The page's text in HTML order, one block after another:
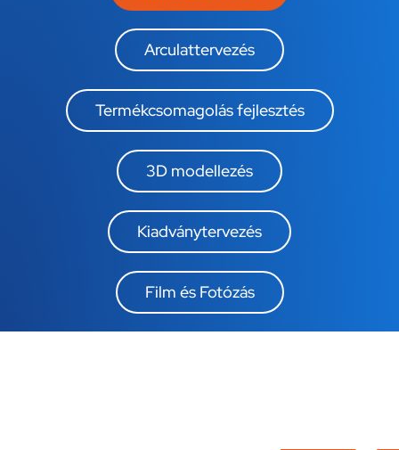
Arculattervezés
Termékcsomagolás fejlesztés
3D modellezés
Kiadványtervezés
Film és Fotózás